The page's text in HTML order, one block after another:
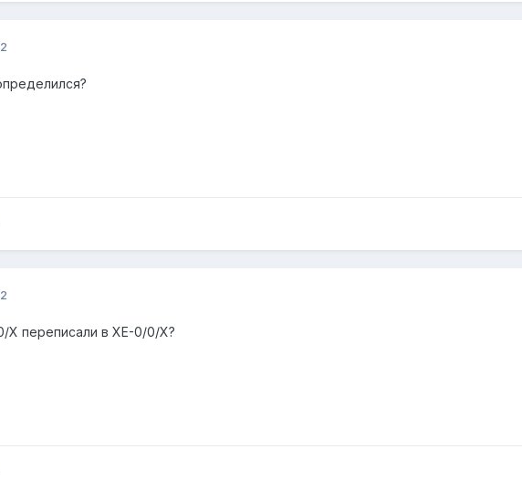
X переписали в XE-0/0/X?